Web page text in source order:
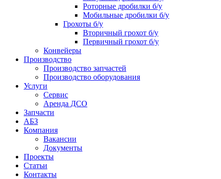
Роторные дробилки б/у
Мобильные дробилки б/у
Грохоты б/у
Вторичный грохот б/у
Первичный грохот б/у
Конвейеры
Производство
Производство запчастей
Производство оборудования
Услуги
Сервис
Аренда ДСО
Запчасти
АБЗ
Компания
Вакансии
Документы
Проекты
Статьи
Контакты